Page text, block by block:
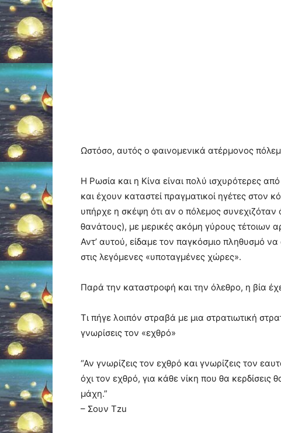
Ωστόσο, αυτός ο φαινομενικά ατέρμονος
Η Ρωσία και η Κίνα είναι πολύ ισχυρότερες
και έχουν καταστεί πραγματικοί ηγέτες
υπήρχε η σκέψη ότι αν ο πόλεμος
θανάτους), με μερικές ακόμη γύρους τέτοιων
Αντ’ αυτού, είδαμε τον παγκόσμιο πληθυσμό
στις λεγόμενες «υποταγμένες χώρες».
Παρά την καταστροφή και την όλεθρο, η βία
Τι πήγε λοιπόν στραβά με μια στρατιωτική
γνωρίσεις τον «εχθρό»
“Αν γνωρίζεις τον εχθρό και γνωρίζεις τον
όχι τον εχθρό, για κάθε νίκη που θα
μάχη.”
– Σουν Τzu